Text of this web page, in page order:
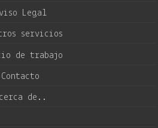
Legal
servicios
de trabajo
Contacto
de..